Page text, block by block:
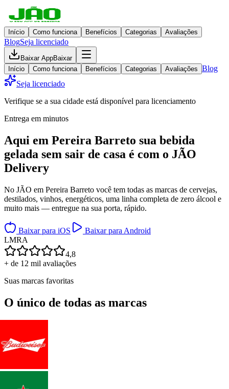
Início Como funciona Benefícios Categorias Avaliações
BlogSeja licenciado
Baixar AppBaixar
Início
Como funciona Benefícios Categorias Avaliações Blog
Seja licenciado
Verifique se a sua cidade está disponível para licenciamento
Entrega em minutos
Aqui em Pereira Barreto sua bebida
gelada sem sair de casa é com o JÃO
Delivery
No JÃO em Pereira Barreto você tem todas as marcas de cervejas,
destilados, vinhos, energéticos, uma linha completa de zero álcool e
muito mais — entregue na sua porta, rápido.
Baixar para iOS
Baixar para Android
LMRA
4,8
+ de 12 mil avaliações
Suas marcas favoritas
O único de todas as marcas